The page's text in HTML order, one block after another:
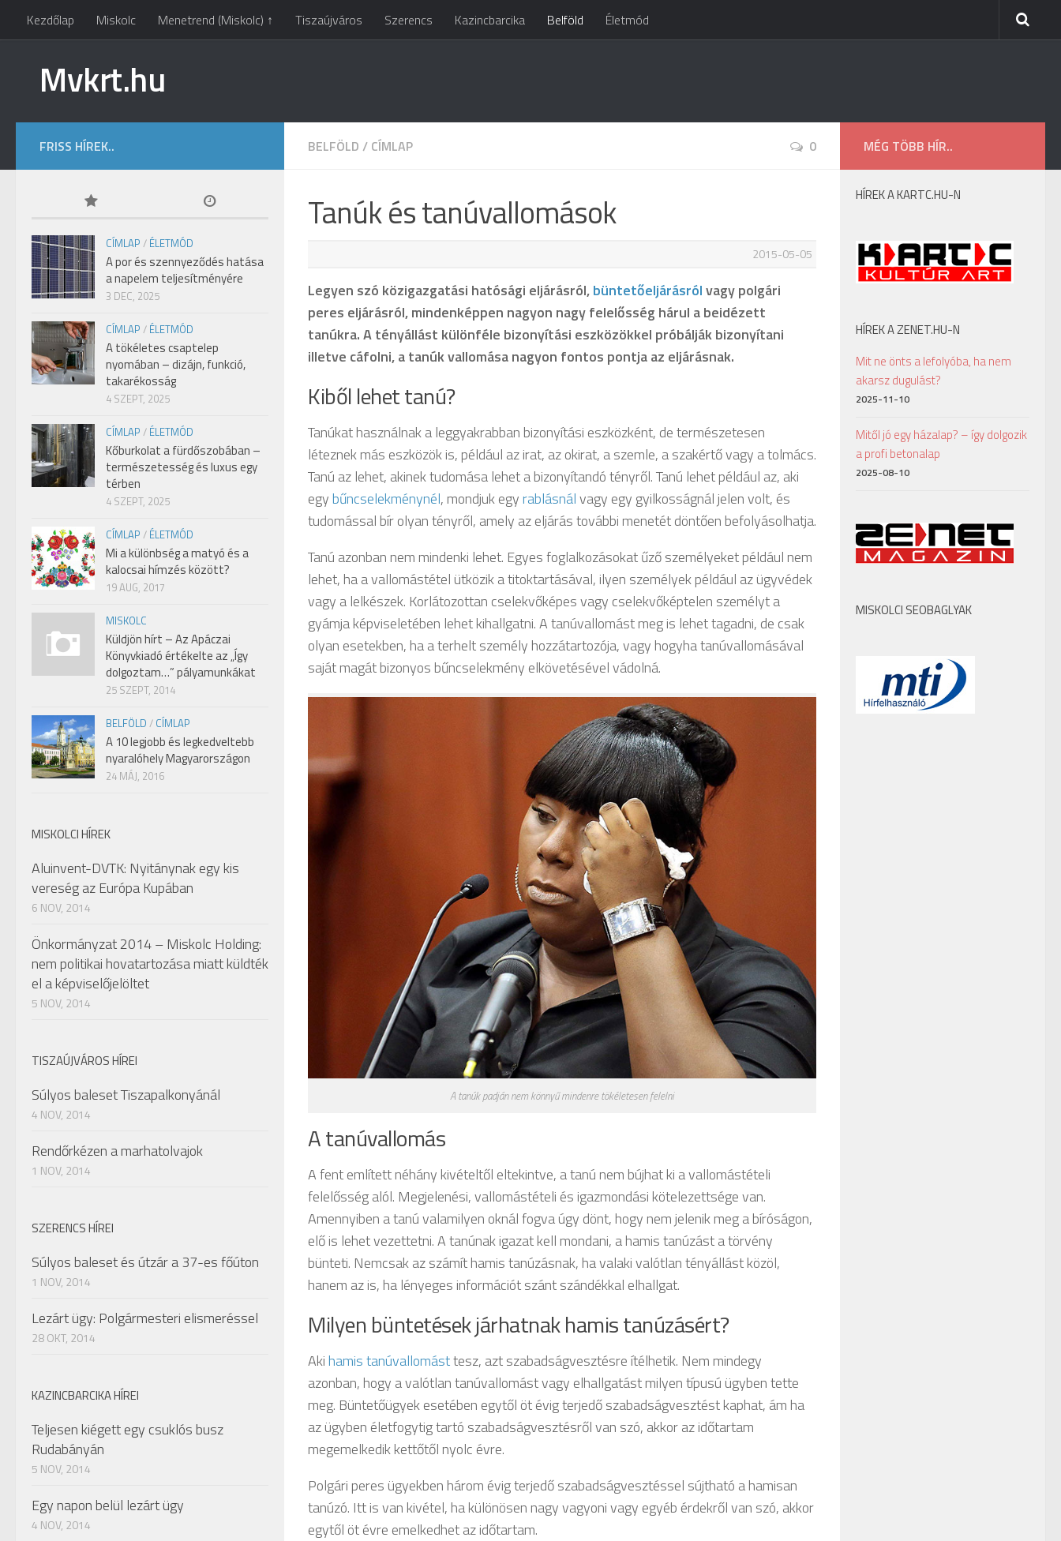
Kezdőlap Miskolc Menetrend (Miskolc) ↑ Tiszaújváros Szerencs Kazincbarcika Belföld Életmód
Mvkrt.hu
BELFÖLD / CÍMLAP 0
Tanúk és tanúvallomások
2015-05-05
Legyen szó közigazgatási hatósági eljárásról,büntetőeljárásrólvagy polgári
peres eljárásról, mindenképpen nagyon nagy felelősség hárul a beidézett
tanúkra. A tényállást különféle bizonyítási eszközökkel próbálják bizonyítani
illetve cáfolni, a tanúk vallomása nagyon fontos pontja az eljárásnak.
Kiből lehet tanú?
Tanúkat használnak a leggyakrabban bizonyítási eszközként, de természetesen
léteznek más eszközök is, például az irat, az okirat, a szemle, a szakértő vagy a tolmács.
Tanú az lehet, akinek tudomása lehet a bizonyítandó tényről. Tanú lehet például az, aki
egybűncselekménynél, mondjuk egyrablásnálvagy egy gyilkosságnál jelen volt, és
tudomással bír olyan tényről, amely az eljárás további menetét döntően befolyásolhatja.
Tanú azonban nem mindenki lehet. Egyes foglalkozásokat űző személyeket például nem
lehet, ha a vallomástétel ütközik a titoktartásával, ilyen személyek például az ügyvédek
vagy a lelkészek. Korlátozottan cselekvőképes vagy cselekvőképtelen személyt a
gyámja képviseletében lehet kihallgatni. A tanúvallomást meg is lehet tagadni, de csak
olyan esetekben, ha a terhelt személy hozzátartozója, vagy hogyha tanúvallomásával
saját magát bizonyos bűncselekmény elkövetésével vádolná.
A tanúk padján nem könnyű mindenre tökéletesen felelni
A tanúvallomás
A fent említett néhány kivételtől eltekintve, a tanú nem bújhat ki a vallomástételi
felelősség alól. Megjelenési, vallomástételi és igazmondási kötelezettsége van.
Amennyiben a tanú valamilyen oknál fogva úgy dönt, hogy nem jelenik meg a bíróságon,
elő is lehet vezettetni. A tanúnak igazat kell mondani, a hamis tanúzást a törvény
bünteti. Nemcsak az számít hamis tanúzásnak, ha valaki valótlan tényállást közöl,
hanem az is, ha lényeges információt szánt szándékkal elhallgat.
Milyen büntetések járhatnak hamis tanúzásért?
Akihamis tanúvallomásttesz, azt szabadságvesztésre ítélhetik. Nem mindegy
azonban, hogy a valótlan tanúvallomást vagy elhallgatást milyen típusú ügyben tette
meg. Büntetőügyek esetében egytől öt évig terjedő szabadságvesztést kaphat, ám ha
az ügyben életfogytig tartó szabadságvesztésről van szó, akkor az időtartam
megemelkedik kettőtől nyolc évre.
Polgári peres ügyekben három évig terjedő szabadságvesztéssel sújtható a hamisan
tanúzó. Itt is van kivétel, ha különösen nagy vagyoni vagy egyéb érdekről van szó, akkor
egytől öt évre emelkedhet az időtartam.
FRISS HÍREK..
CÍMLAP / ÉLETMÓD
A por és szennyeződés hatása
a napelem teljesítményére
3 DEC, 2025
CÍMLAP / ÉLETMÓD
A tökéletes csaptelep
nyomában – dizájn, funkció,
takarékosság
4 SZEPT, 2025
CÍMLAP / ÉLETMÓD
Kőburkolat a fürdőszobában –
természetesség és luxus egy
térben
4 SZEPT, 2025
CÍMLAP / ÉLETMÓD
Mi a különbség a matyó és a
kalocsai hímzés között?
19 AUG, 2017
MISKOLC
Küldjön hírt – Az Apáczai
Könyvkiadó értékelte az „Így
dolgoztam…” pályamunkákat
25 SZEPT, 2014
BELFÖLD / CÍMLAP
A 10 legjobb és legkedveltebb
nyaralóhely Magyarországon
24 MÁJ, 2016
MISKOLCI HÍREK
Aluinvent-DVTK: Nyitánynak egy kis
vereség az Európa Kupában
6 NOV, 2014
Önkormányzat 2014 – Miskolc Holding:
nem politikai hovatartozása miatt küldték
el a képviselőjelöltet
5 NOV, 2014
TISZAÚJVÁROS HÍREI
Súlyos baleset Tiszapalkonyánál
4 NOV, 2014
Rendőrkézen a marhatolvajok
1 NOV, 2014
SZERENCS HÍREI
Súlyos baleset és útzár a 37-es főúton
1 NOV, 2014
Lezárt ügy: Polgármesteri elismeréssel
28 OKT, 2014
KAZINCBARCIKA HÍREI
Teljesen kiégett egy csuklós busz
Rudabányán
5 NOV, 2014
Egy napon belül lezárt ügy
4 NOV, 2014
MÉG TÖBB HÍR..
HÍREK A KARTC.HU-N
HÍREK A ZENET.HU-N
Mit ne önts a lefolyóba, ha nem
akarsz dugulást?
2025-11-10
Mitől jó egy házalap? – így dolgozik
a profi betonalap
2025-08-10
MISKOLCI SEOBAGLYAK